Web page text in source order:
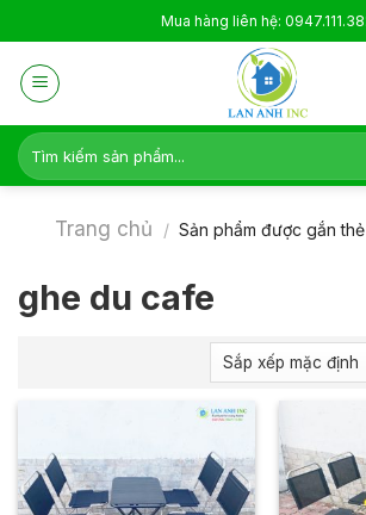
to
content
Mua hàng liên hệ:
Tìm
kiếm:
Trang chủ / Sản phẩm được gắn
ghe du cafe